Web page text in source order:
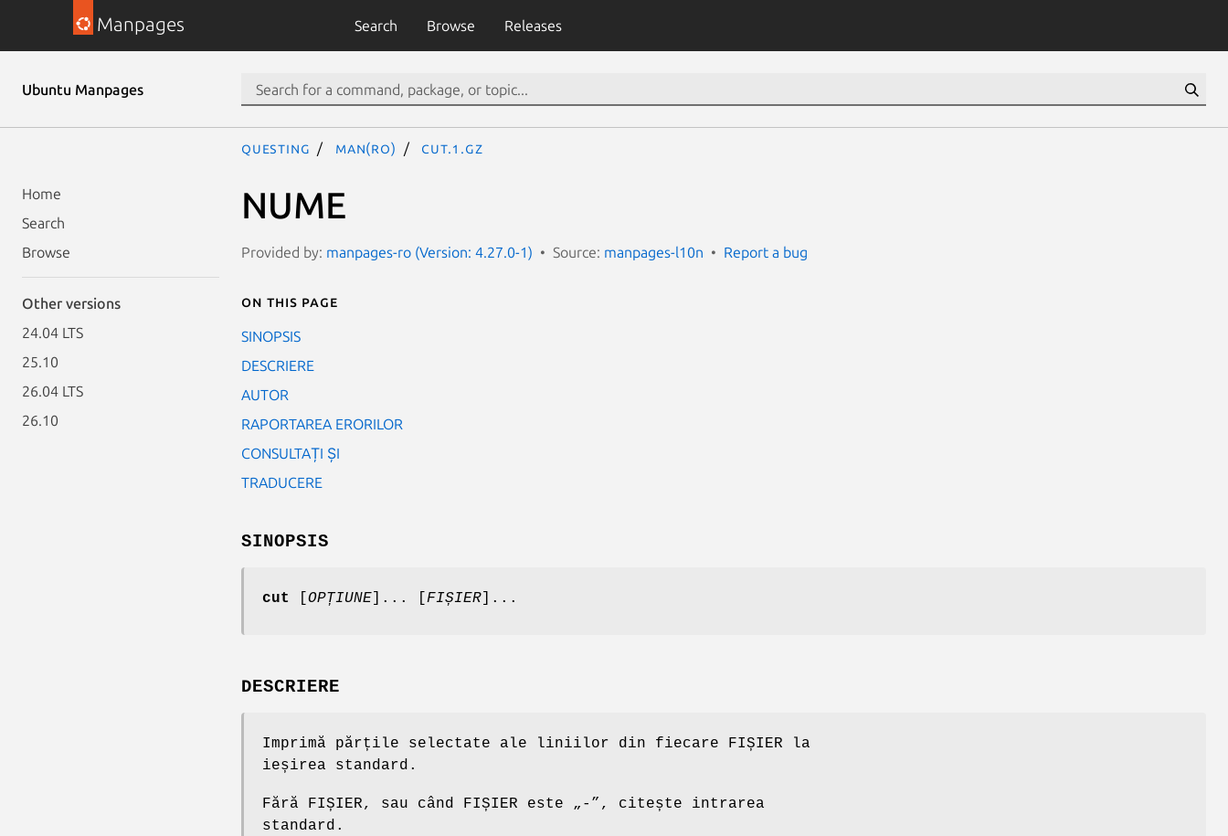
Manpages Search Browse Releases
Ubuntu Manpages
Home
Search
Browse
Other versions
24.04 LTS
25.10
26.04 LTS
26.10
questing man(ro) cut.1.gz
NUME
Provided by: manpages-ro (Version: 4.27.0-1) Source: manpages-l10n Report a bug
On this page
SINOPSIS
DESCRIERE
AUTOR
RAPORTAREA ERORILOR
CONSULTAȚI ȘI
TRADUCERE
SINOPSIS
cut OPȚIUNE ]... [ FIȘIER ]...
DESCRIERE
Imprimă părțile selectate ale liniilor din fiecare FIȘIER la
ieșirea standard.
Fără FIȘIER, sau când FIȘIER este „-”, citește intrarea
standard.